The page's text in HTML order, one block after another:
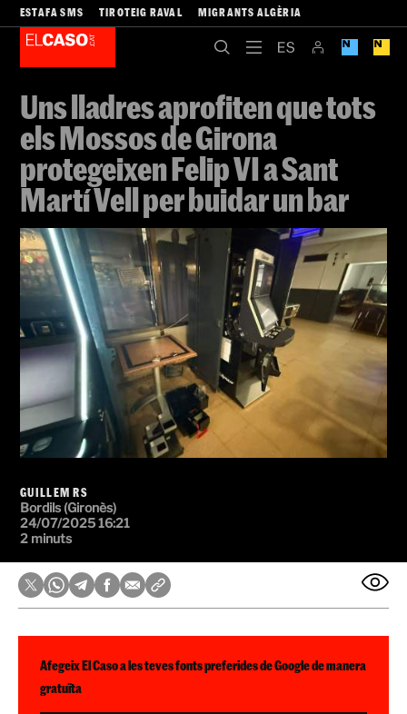
ESTAFA SMS TIROTEIG RAVAL MIGRANTS ALGÈRIA
Uns lladres aprofiten que tots
els Mossos de Girona
protegeixen Felip VI a Sant
Martí Vell per buidar un bar
GUILLEM RS
Bordils (Gironès)
24/07/2025 16:21
2 minuts
Afegeix El Caso a les teves fonts preferides de Google de manera
gratuïta